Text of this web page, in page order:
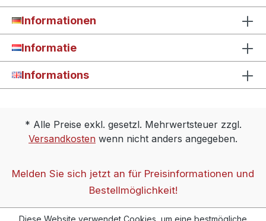
Informationen
Informatie
Informations
* Alle Preise exkl. gesetzl. Mehrwertsteuer zzgl.
Versandkosten wenn nicht anders angegeben.
Melden Sie sich jetzt an für Preisinformationen und
Bestellmöglichkeit!
Diese Website verwendet Cookies, um eine bestmögliche